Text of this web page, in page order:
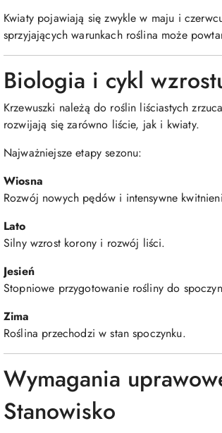
Kwiaty pojawiają się zwykle w maju i
sprzyjających warunkach roślina może
Biologia i cykl
Krzewuszki należą do roślin liściastych
rozwijają się zarówno liście, jak i kwiaty.
Najważniejsze etapy sezonu:
Wiosna
Rozwój nowych pędów i intensywne
Lato
Silny wzrost korony i rozwój liści.
Jesień
Stopniowe przygotowanie rośliny do
Zima
Roślina przechodzi w stan spoczynku.
Wymagania
Stanowisko